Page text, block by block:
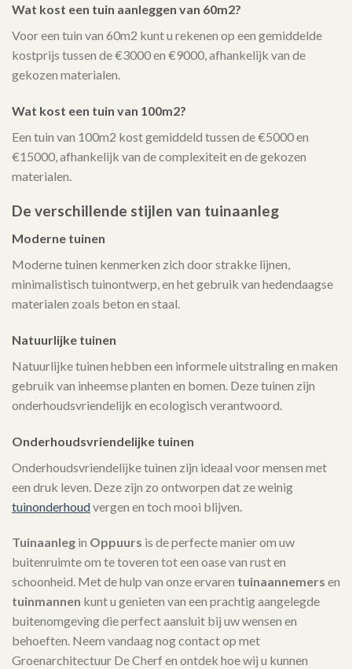
Wat kost een tuin aanleggen van 60m2?
Voor een tuin van 60m2 kunt u rekenen op een gemiddelde
kostprijs tussen de €3000 en €9000, afhankelijk van de
gekozen materialen.
Wat kost een tuin van 100m2?
Een tuin van 100m2 kost gemiddeld tussen de €5000 en
€15000, afhankelijk van de complexiteit en de gekozen
materialen.
De verschillende stijlen van tuinaanleg
Moderne tuinen
Moderne tuinen kenmerken zich door strakke lijnen,
minimalistisch tuinontwerp, en het gebruik van hedendaagse
materialen zoals beton en staal.
Natuurlijke tuinen
Natuurlijke tuinen hebben een informele uitstraling en maken
gebruik van inheemse planten en bomen. Deze tuinen zijn
onderhoudsvriendelijk en ecologisch verantwoord.
Onderhoudsvriendelijke tuinen
Onderhoudsvriendelijke tuinen zijn ideaal voor mensen met
een druk leven. Deze zijn zo ontworpen dat ze weinig
tuinonderhoudvergen en toch mooi blijven.
Tuinaanleg in Oppuurs is de perfecte manier om uw
buitenruimte om te toveren tot een oase van rust en
schoonheid. Met de hulp van onze ervaren tuinaannemers en
tuinmannen kunt u genieten van een prachtig aangelegde
buitenomgeving die perfect aansluit bij uw wensen en
behoeften. Neem vandaag nog contact op met
Groenarchitectuur De Cherf en ontdek hoe wij u kunnen